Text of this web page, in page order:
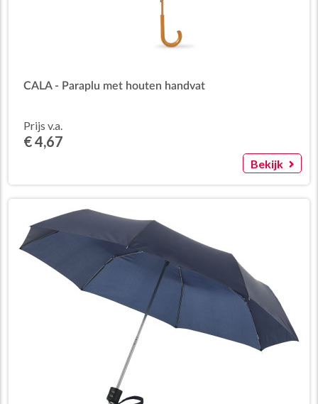
CALA - Paraplu met houten handvat
Prijs v.a.
€ 4,67
Bekijk